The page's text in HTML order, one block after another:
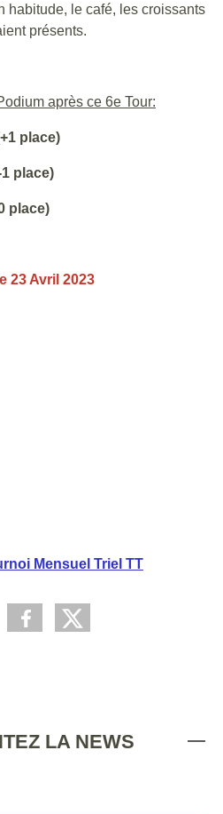
habitude, le café, les croissants
présents.
après ce 6e Tour:
place)
place)
place)
23 Avril 2023
Mensuel Triel TT
LA NEWS